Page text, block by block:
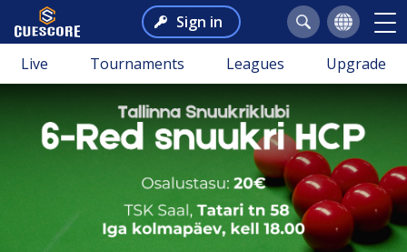
Sign in
Live Tournaments Leagues Upgrade